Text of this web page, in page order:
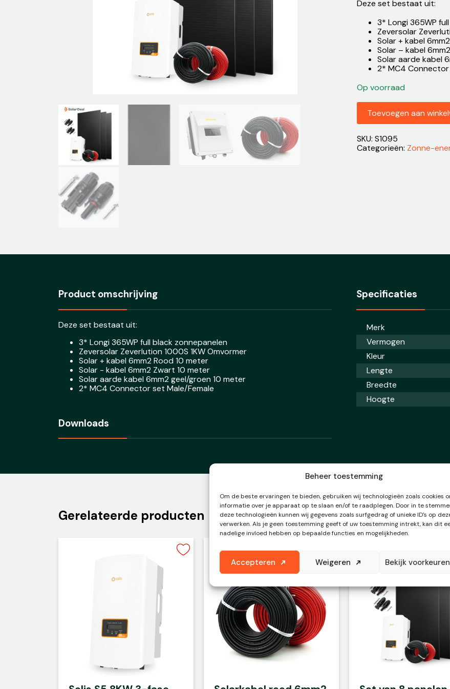
Beheer toestemming
Om de beste ervaringen te bieden, gebruiken wij technologieën zoals cookies
informatie over je apparaat op te slaan en/of te raadplegen. Door in te
deze technologieën kunnen wij gegevens zoals surfgedrag of unieke ID's op
verwerken. Als je geen toestemming geeft of uw toestemming intrekt, kan dit
nadelige invloed hebben op bepaalde functies en mogelijkheden.
Accepteren Weigeren Bekijk voorkeuren
Deze set bestaat uit:
3* Longi 365WP
Zeversolar
Solar + kabel
Solar – kabel
Solar aarde kabel
2* MC4
Op voorraad
Set
van
3
panelen
1095Wp
Full
Toevoegen aan
SKU: S1095
Categorieën: Zonne-
Product omschrijving
Deze set bestaat uit:
3* Longi 365WP full black zonnepanelen
Zeversolar Zeverlution 1000S 1KW Omvormer
Solar + kabel 6mm2 Rood 10 meter
Solar - kabel 6mm2 Zwart 10 meter
Solar aarde kabel 6mm2 geel/groen 10 meter
2* MC4 Connector set Male/Female
Downloads
Specificaties
Merk
Vermogen
Kleur
Lengte
Breedte
Hoogte
Gerelateerde producten